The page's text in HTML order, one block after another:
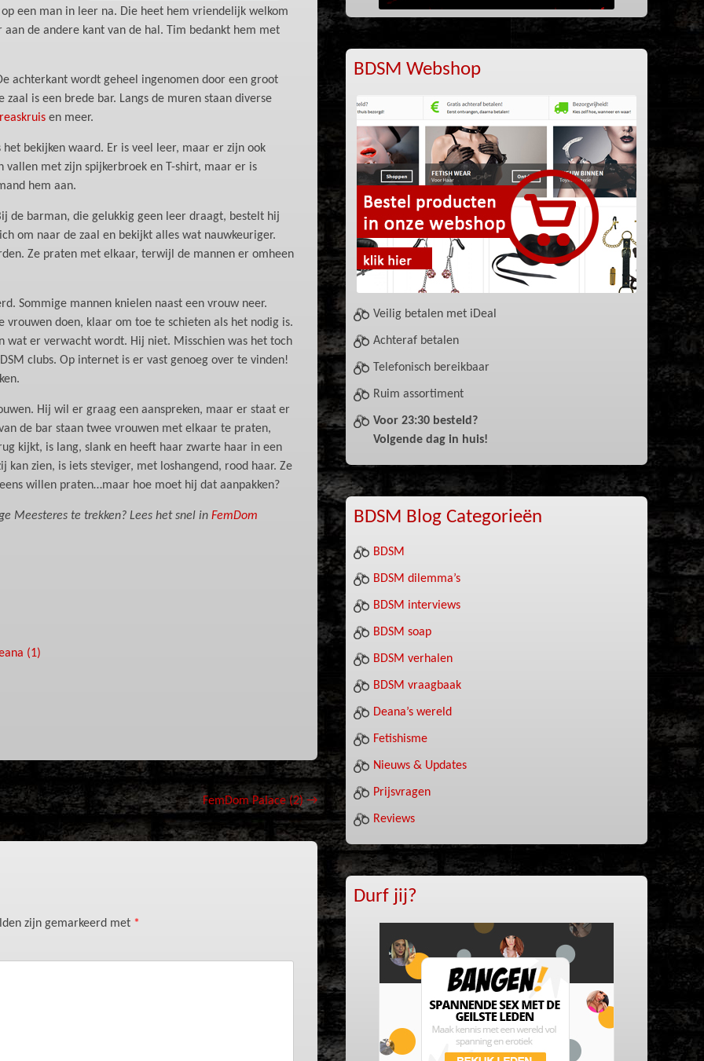
een man in leer na. Die heet hem vriendelijk welkom
de andere kant van de hal. Tim bedankt hem met
achterkant wordt geheel ingenomen door een groot
is een brede bar. Langs de muren staan diverse
en meer.
bekijken waard. Er is veel leer, maar er zijn ook
met zijn spijkerbroek en T-shirt, maar er is
hem aan.
de barman, die gelukkig geen leer draagt, bestelt hij
om naar de zaal en bekijkt alles wat nauwkeuriger.
Ze praten met elkaar, terwijl de mannen er omheen
Sommige mannen knielen naast een vrouw neer.
doen, klaar om toe te schieten als het nodig is.
wat er verwacht wordt. Hij niet. Misschien was het toch
clubs. Op internet is er vast genoeg over te vinden!
Hij wil er graag een aanspreken, maar er staat er
de bar staan twee vrouwen met elkaar te praten,
kijkt, is lang, slank en heeft haar zwarte haar in een
zien, is iets steviger, met loshangend, rood haar. Ze
willen praten…maar hoe moet hij dat aanpakken?
Meesteres te trekken? Lees het snel in FemDom
(1)
FemDom Palace (2)→
zijn gemarkeerd met *
BDSM Webshop
Veilig betalen met iDeal
Achteraf betalen
Telefonisch bereikbaar
Ruim assortiment
Voor 23:30 besteld?
Volgende dag in huis!
BDSM Blog Categorieën
BDSM
BDSM dilemma’s
BDSM interviews
BDSM soap
BDSM verhalen
BDSM vraagbaak
Deana’s wereld
Fetishisme
Nieuws & Updates
Prijsvragen
Reviews
Durf jij?